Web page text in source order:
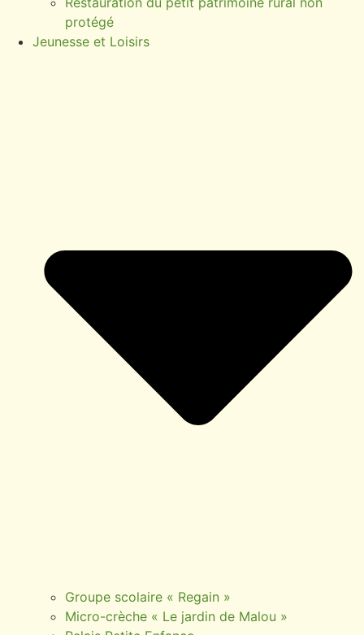
protégé
Jeunesse et Loisirs
Groupe scolaire « Regain »
Micro-crèche « Le jardin de Malou »